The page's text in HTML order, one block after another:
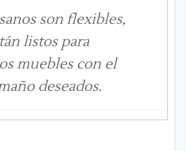
son flexibles,
listos para
muebles con el
deseados.